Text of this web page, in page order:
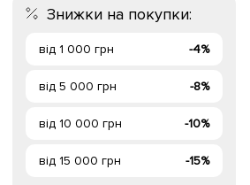
Знижки на покупки:
від 1 000 грн -4%
від 5 000 грн -8%
від 10 000 грн -10%
від 15 000 грн -15%